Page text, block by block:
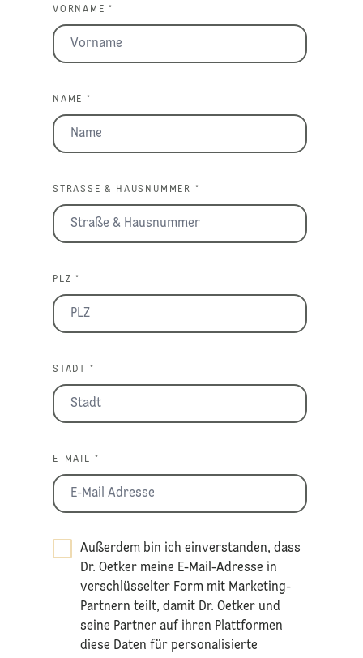
VORNAME *
NAME *
STRASSE & HAUSNUMMER *
PLZ *
STADT *
E-MAIL *
Außerdem bin ich einverstanden, dass
Dr. Oetker meine E-Mail-Adresse in
verschlüsselter Form mit Marketing-
Partnern teilt, damit Dr. Oetker und
seine Partner auf ihren Plattformen
diese Daten für personalisierte